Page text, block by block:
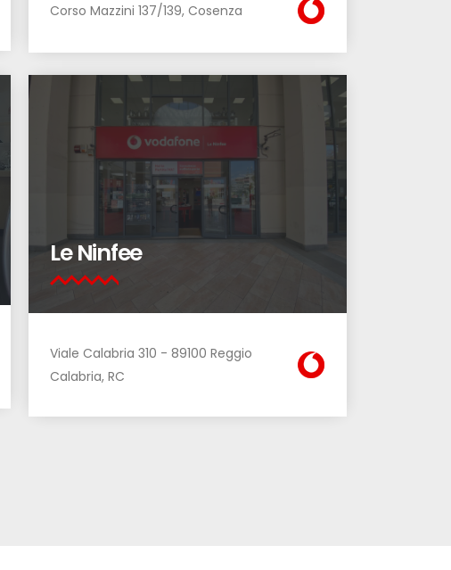
Corso Mazzini 137/139, Cosenza
Le Ninfee
Viale Calabria 310 - 89100 Reggio
Calabria, RC